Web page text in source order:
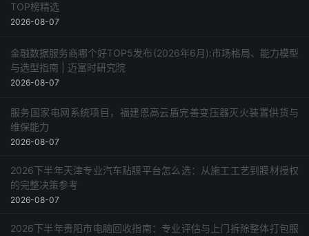
TOP榜精选
2026-08-07
金融数据服务商哪个好TOP5发布(2026年6月):市场格局、能力模型
与选型指南 | 迈富时研究院
2026-08-07
服务国家电网系统项目，福建恩高云盾完善变压器灭火装置供货与
维保能力
2026-08-07
2026下半年天津专业汽车贴膜平台怎么选：从施工工艺到膜材授权
的完整决策参考
2026-08-07
2026下半年贵阳市电脑回收指南：专业评估与上门拆除整体打包服